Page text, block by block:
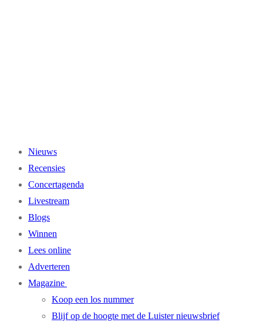
Nieuws
Recensies
Concertagenda
Livestream
Blogs
Winnen
Lees online
Adverteren
Magazine
Koop een los nummer
Blijf op de hoogte met de Luister nieuwsbrief